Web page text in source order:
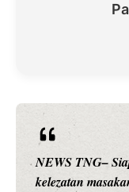
NEWS TNG–
hiburan, Nunung